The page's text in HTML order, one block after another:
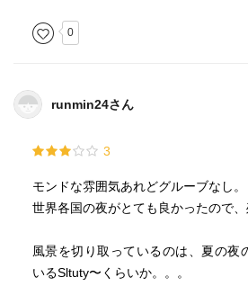
0
runmin24さん
3
モンドな雰囲気あれどグルーブなし。
世界各国の夜がとても良かったので、
風景を切り取っているのは、夏の夜
いるSltuty〜くらいか。。。